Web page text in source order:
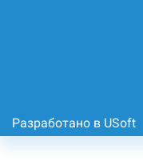
Разработано в USoft